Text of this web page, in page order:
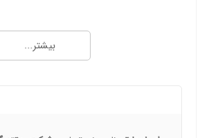
بیشتر...